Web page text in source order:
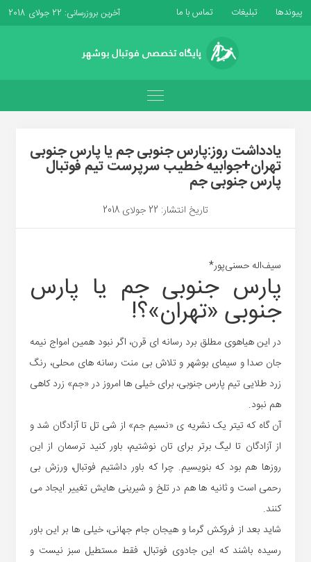
پیوندها تبلیغات تماس با ما آخرین بروزرسانی: 22 جولای 2018
یادداشت روز:پارس جنوبی جم یا پارس جنوبی
تهران+جوابیه خطیب سرپرست تیم فوتبال
پارس جنوبی جم
تاریخ انتشار: 22 جولای 2018
سیف‌اله حسنی‌پور*
پارس جنوبی جم یا پارس
جنوبی «تهران»؟!
در این هیاهوی مطلق برد رسانه ای قرن، اگر نبود همین امواج نیمه
جان صدا و سیمای بوشهر و تلاش بی منت رسانه های محلی، رنگ
زرد طلایی تیم پارس جنوبی، برای خیلی ها امروز در «جم» زرد کاهی
هم نبود.
آن گاه که تیتر یک نشریه ی «نسیم جم» از شی تل تا آزادگان شد و
از آزادگان تا لیگ برتر برای تان نوشتیم، باور کنید ترسمان از این
روزها هم بود که بنویسیم. چرا که باور داشتیم فوتبال، ورزش بی
رحمی است و ثانیه ها هم در تلخ و شیرینی هایش تغییر ایجاد می
کنند.
شاید بعد از فروکش گرما و هیجان جام جهانی، خیلی ها بر این باور
رسیده باشند که این جادوی فوتبال، فقط مستطیل سبز نیست و